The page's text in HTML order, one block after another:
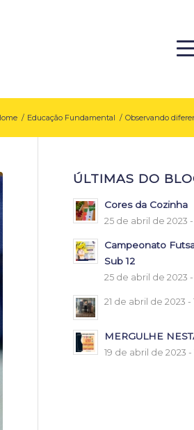
/ Educação Fundamental / Observando
ÚLTIMAS DO
Cores da Cozinha
25 de abril de 2023 -
Campeonato
Sub 12
25 de abril de 2023 -
21 de abril de 2023 -
MERGULHE
19 de abril de 2023 -